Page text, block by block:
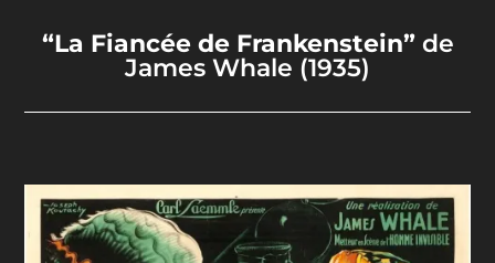
“La Fiancée de Frankenstein”de
James Whale (1935)